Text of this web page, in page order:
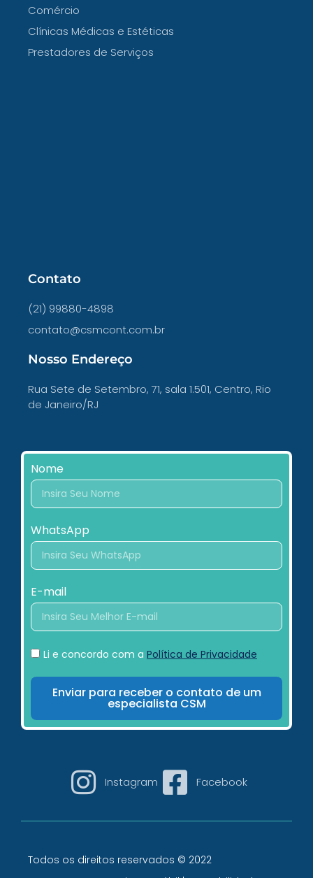
Comércio
Clínicas Médicas e Estéticas
Prestadores de Serviços
Contato
(21) 99880-4898
contato@csmcont.com.br
Nosso Endereço
Rua Sete de Setembro, 71, sala 1.501, Centro, Rio
de Janeiro/RJ
Nome
WhatsApp
E-mail
Li e concordo com a Política de Privacidade
Enviar para receber o contato de um
especialista CSM
Instagram Facebook
Todos os direitos reservados © 2022